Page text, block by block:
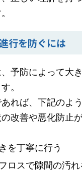
行を防ぐには
予防によって大
。
れば、下記のよ
改善や悪化防止
を丁寧に行う
ロスで隙間の汚れ